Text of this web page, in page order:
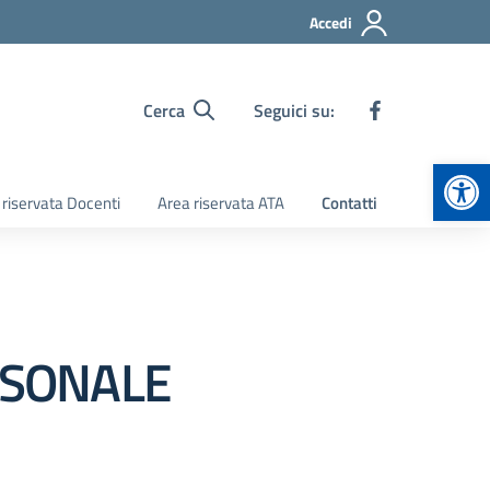
Accedi
Cerca Seguici su:
Docenti Area riservata ATA Contatti